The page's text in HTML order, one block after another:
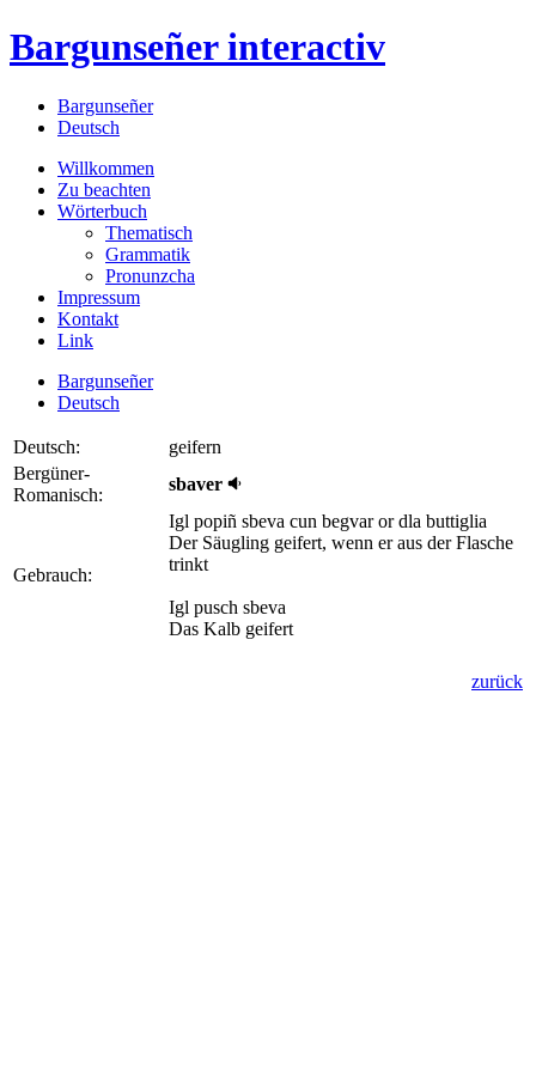
Bargunseñerinteractiv
Bargunseñer
Deutsch
Willkommen
Zu beachten
Wörterbuch
Thematisch
Grammatik
Pronunzcha
Impressum
Kontakt
Link
Bargunseñer
Deutsch
Deutsch:
geifern
Bergüner-
Romanisch:
sbaver
Gebrauch:
Igl popiñ sbeva cun begvar or dla buttiglia
Der Säugling geifert, wenn er aus der Flasche
trinkt
Igl pusch sbeva
Das Kalb geifert
zurück